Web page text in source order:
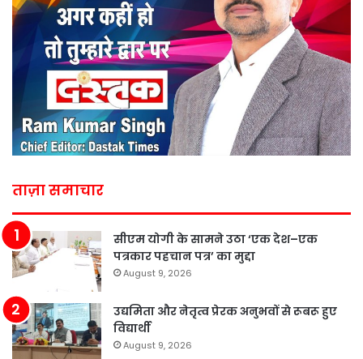
ताज़ा समाचार
सीएम योगी के सामने उठा ‘एक देश–एक
पत्रकार पहचान पत्र’ का मुद्दा
August 9, 2026
उद्यमिता और नेतृत्व प्रेरक अनुभवों से रूबरू हुए
विद्यार्थी
August 9, 2026